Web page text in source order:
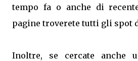
tempo fa o anche di
pagine troverete tutti gli spot
Inoltre, se cercate anche